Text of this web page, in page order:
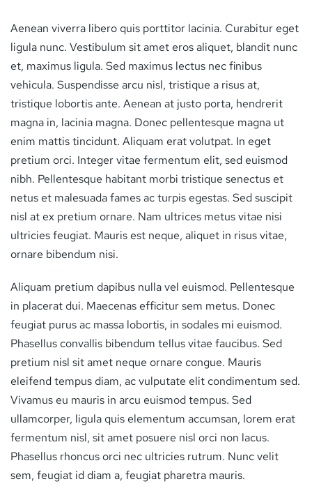
Aenean viverra libero quis porttitor lacinia. Curabitur eget
ligula nunc. Vestibulum sit amet eros aliquet, blandit nunc
et, maximus ligula. Sed maximus lectus nec finibus
vehicula. Suspendisse arcu nisl, tristique a risus at,
tristique lobortis ante. Aenean at justo porta, hendrerit
magna in, lacinia magna. Donec pellentesque magna ut
enim mattis tincidunt. Aliquam erat volutpat. In eget
pretium orci. Integer vitae fermentum elit, sed euismod
nibh. Pellentesque habitant morbi tristique senectus et
netus et malesuada fames ac turpis egestas. Sed suscipit
nisl at ex pretium ornare. Nam ultrices metus vitae nisi
ultricies feugiat. Mauris est neque, aliquet in risus vitae,
ornare bibendum nisi.
Aliquam pretium dapibus nulla vel euismod. Pellentesque
in placerat dui. Maecenas efficitur sem metus. Donec
feugiat purus ac massa lobortis, in sodales mi euismod.
Phasellus convallis bibendum tellus vitae faucibus. Sed
pretium nisl sit amet neque ornare congue. Mauris
eleifend tempus diam, ac vulputate elit condimentum sed.
Vivamus eu mauris in arcu euismod tempus. Sed
ullamcorper, ligula quis elementum accumsan, lorem erat
fermentum nisl, sit amet posuere nisl orci non lacus.
Phasellus rhoncus orci nec ultricies rutrum. Nunc velit
sem, feugiat id diam a, feugiat pharetra mauris.